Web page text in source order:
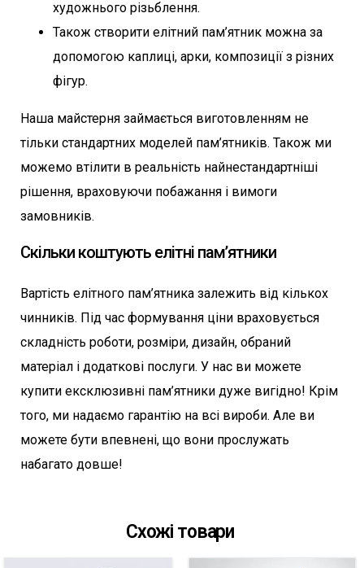
художнього різьблення.
Також створити елітний пам’ятник можна за
допомогою каплиці, арки, композиції з різних
фігур.
Наша майстерня займається виготовленням не
тільки стандартних моделей пам’ятників. Також ми
можемо втілити в реальність найнестандартніші
рішення, враховуючи побажання і вимоги
замовників.
Скільки коштують елітні пам’ятники
Вартість елітного пам’ятника залежить від кількох
чинників. Під час формування ціни враховується
складність роботи, розміри, дизайн, обраний
матеріал і додаткові послуги. У нас ви можете
купити ексклюзивні пам’ятники дуже вигідно! Крім
того, ми надаємо гарантію на всі вироби. Але ви
можете бути впевнені, що вони прослужать
набагато довше!
Схожі товари